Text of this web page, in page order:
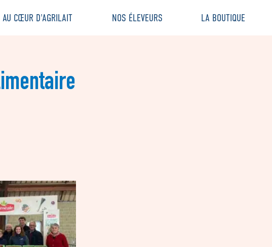
AU CŒUR D'AGRILAIT NOS ÉLEVEURS LA BOUTIQUE